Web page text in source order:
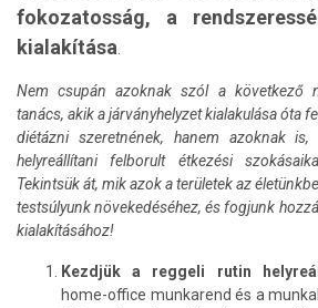
fokozatosság, a
kialakítása
Nem csupán azoknak szól a következő
tanács, akik a járványhelyzet kialakulása óta
diétázni szeretnének, hanem azoknak
helyreállítani felborult étkezési
Tekintsük át, mik azok a területek az
testsúlyunk növekedéséhez, és fogjunk
kialakításához!
Kezdjük a reggeli rutin
home-office munkarend és a